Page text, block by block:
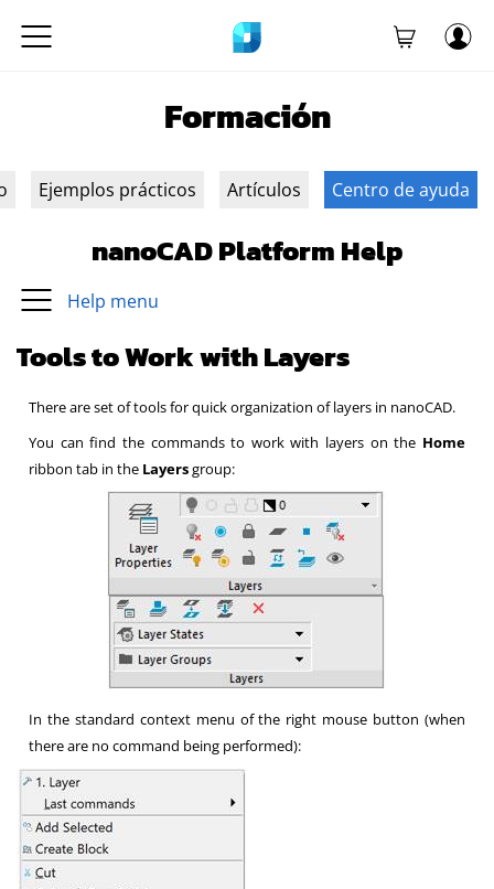
Formación
Ejemplos prácticos Artículos Centro de ayuda
nanoCAD Platform Help
Help menu
Tools to Work with Layers
There are set of tools for quick organization of layers in nanoCAD.
You can find the commands to work with layers on the Home
ribbon tab in the Layersgroup:
In the standard context menu of the right mouse button (when
there are no command being performed):